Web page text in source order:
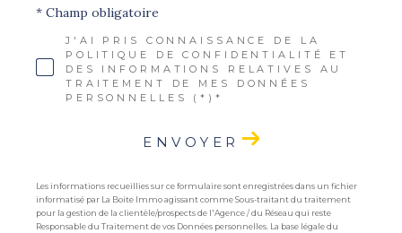
J'AI PRIS CONNAISSANCE DE LA
POLITIQUE DE CONFIDENTIALITÉ ET
DES INFORMATIONS RELATIVES AU
TRAITEMENT DE MES DONNÉES
PERSONNELLES (*)*
* Champ obligatoire
ENVOYER
Les informations recueillies sur ce formulaire sont enregistrées dans un fichier
informatisé par La Boite Immo agissant comme Sous-traitant du traitement
pour la gestion de la clientèle/prospects de l'Agence / du Réseau qui reste
Responsable du Traitement de vos Données personnelles. La base légale du